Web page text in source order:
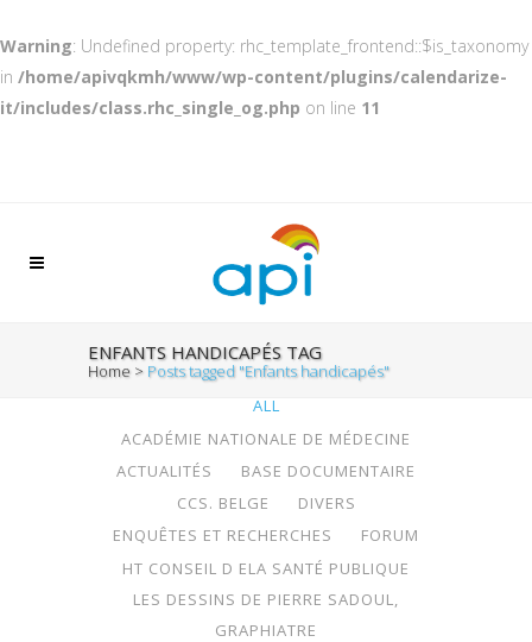
Warning: Undefined property: rhc_template_frontend::$is_taxonomy
in /home/apivqkmh/www/wp-content/plugins/calendarize-
it/includes/class.rhc_single_og.php on line 11
ENFANTS HANDICAPÉS TAG
Home > Posts tagged "Enfants handicapés"
ALL
ACADÉMIE NATIONALE DE MÉDECINE
ACTUALITÉS
BASE DOCUMENTAIRE
CCS. BELGE
DIVERS
ENQUÊTES ET RECHERCHES
FORUM
HT CONSEIL D ELA SANTÉ PUBLIQUE
LES DESSINS DE PIERRE SADOUL,
GRAPHIATRE